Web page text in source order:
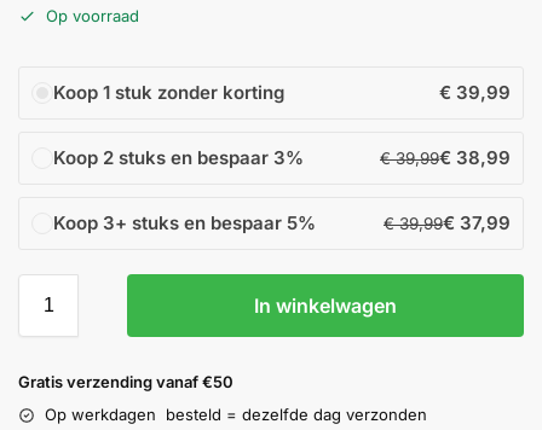
Op voorraad
Koop 1 stuk zonder korting € 39,99
Koop 2 stuks en bespaar 3% €39,99€ 38,99
Koop 3+ stuks en bespaar 5% €39,99€ 37,99
In winkelwagen
Gratis verzending vanaf €50
Op werkdagen
besteld = dezelfde dag verzonden